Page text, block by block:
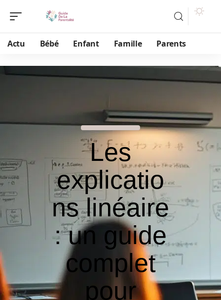
Actu Bébé Enfant Famille Parents
Les
explicatio
ns linéaire
: un guide
complet
pour